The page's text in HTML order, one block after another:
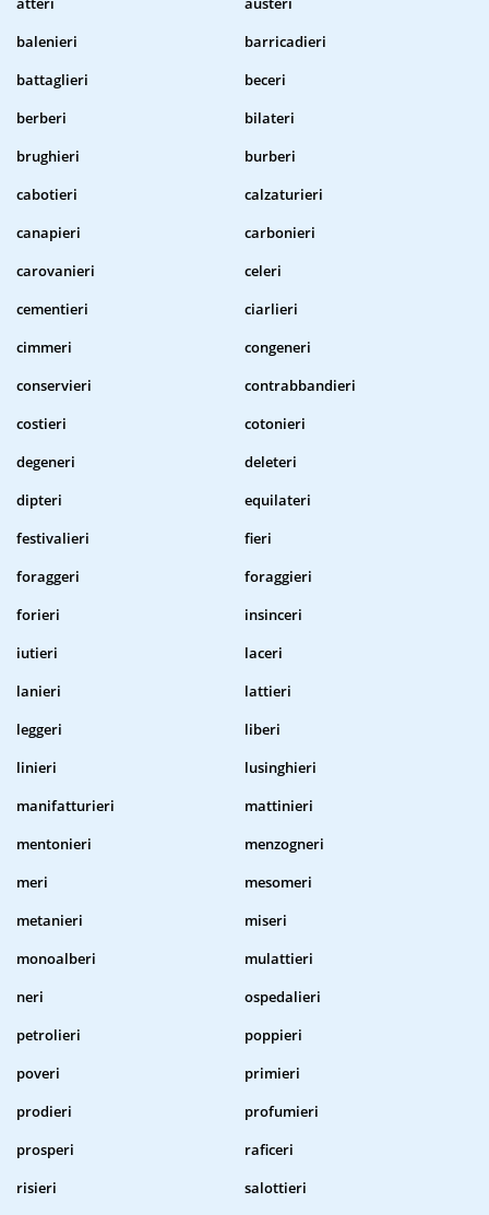
balenieri
barricadieri
battaglieri
beceri
berberi
bilateri
brughieri
burberi
cabotieri
calzaturieri
canapieri
carbonieri
carovanieri
celeri
cementieri
ciarlieri
cimmeri
congeneri
conservieri
contrabbandieri
costieri
cotonieri
degeneri
deleteri
dipteri
equilateri
festivalieri
fieri
foraggeri
foraggieri
forieri
insinceri
iutieri
laceri
lanieri
lattieri
leggeri
liberi
linieri
lusinghieri
manifatturieri
mattinieri
mentonieri
menzogneri
meri
mesomeri
metanieri
miseri
monoalberi
mulattieri
neri
ospedalieri
petrolieri
poppieri
poveri
primieri
prodieri
profumieri
prosperi
raficeri
risieri
salottieri